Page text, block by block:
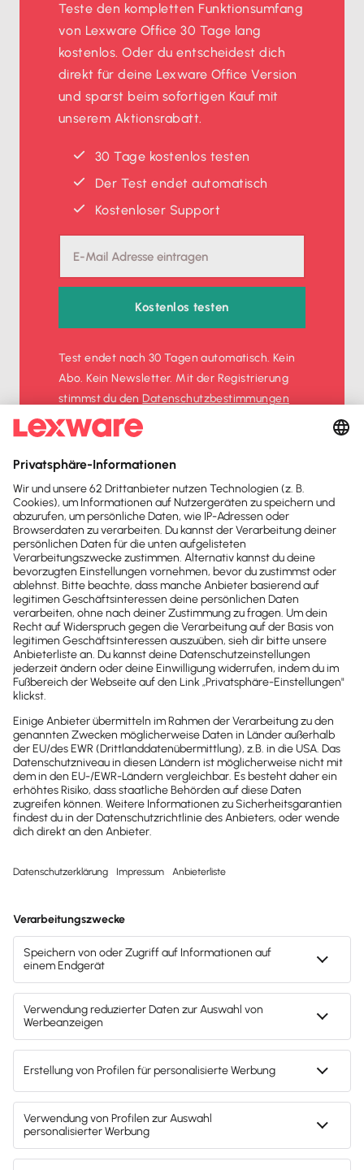
Teste den kompletten Funktionsumfang
von Lexware Office 30 Tage lang
kostenlos. Oder du entscheidest dich
direkt für deine Lexware Office Version
und sparst beim sofortigen Kauf mit
unserem Aktionsrabatt.
30 Tage kostenlos testen
Der Test endet automatisch
Kostenloser Support
Kostenlos testen
Test endet nach 30 Tagen automatisch. Kein
Abo. Kein Newsletter. Mit der Registrierung
stimmst du denDatenschutz­bestimmungen
und denAGBzu.
Sofort50%
Newsletter
Brandheiße
News direkt in
dein Postfach
wichtige News zu
Gesetzesänderungen,
hilfreiche Praxis-Tipps und
kostenlose Tools für
Unternehmen erhalten?
Dann abonniere unseren
Mach's dir leicht und gib deinem Business den
entscheidenden Push – mit unserer Software für
Buchhaltung & Lohn.
Lösungen